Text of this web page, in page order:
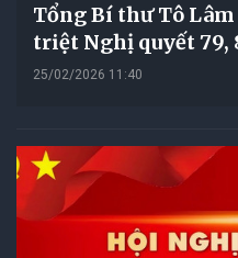
Tổng Bí thư Tô
triệt Nghị quyết 79,
25/02/2026 11:40